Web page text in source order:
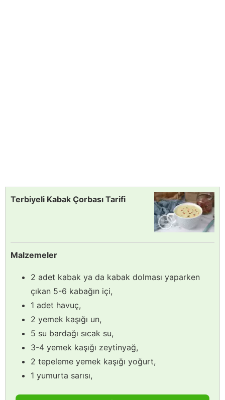
Terbiyeli Kabak Çorbası Tarifi
Malzemeler
2 adet kabak ya da kabak dolması yaparken
çıkan 5-6 kabağın içi,
1 adet havuç,
2 yemek kaşığı un,
5 su bardağı sıcak su,
3-4 yemek kaşığı zeytinyağ,
2 tepeleme yemek kaşığı yoğurt,
1 yumurta sarısı,